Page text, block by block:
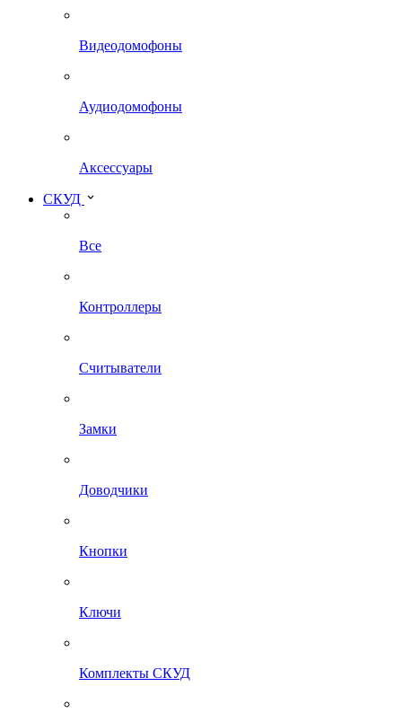
Видеодомофоны
Аудиодомофоны
Аксессуары
СКУД
Все
Контроллеры
Считыватели
Замки
Доводчики
Кнопки
Ключи
Комплекты СКУД